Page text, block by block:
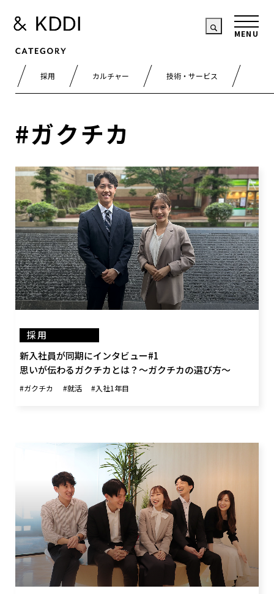
採用 カルチャー 技術・サービス
#ガクチカ
採用
新入社員が同期にインタビュー#1
思いが伝わるガクチカとは？～ガクチカの選び方～
#ガクチカ #就活 #入社1年目